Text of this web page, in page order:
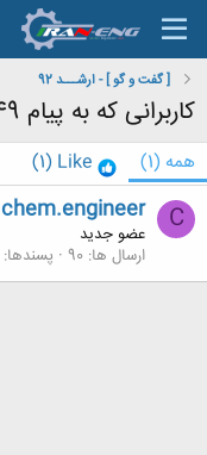
[ گفت و گو ] - ارشـــد 92
کاربرانی که به پیام 549# واکنش نشان داده اند
همه (1)
Like
(1)
C
chem.engineer
عضو جدید
ارسال ها 90 پسندها